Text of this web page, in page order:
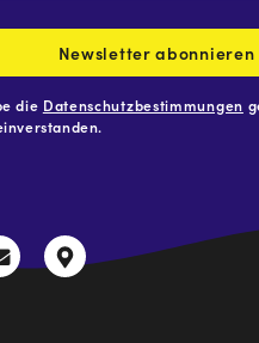
Newsletter abonnieren
die Datenschutzbestimmungen
radio@freequenns.at
Kulturhausstraße